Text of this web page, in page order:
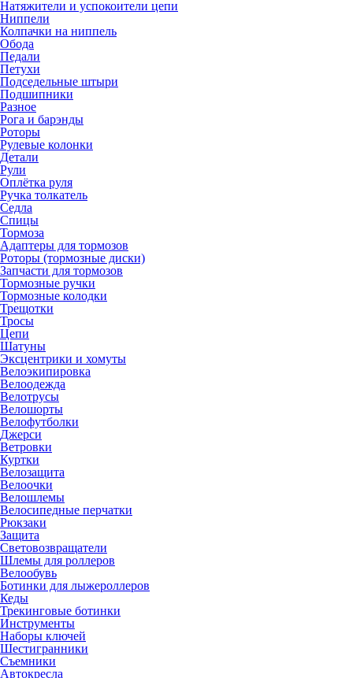
Натяжители и успокоители цепи
Ниппели
Колпачки на ниппель
Обода
Педали
Петухи
Подседельные штыри
Подшипники
Разное
Рога и барэнды
Роторы
Рулевые колонки
Детали
Рули
Оплётка руля
Ручка толкатель
Седла
Спицы
Тормоза
Адаптеры для тормозов
Роторы (тормозные диски)
Запчасти для тормозов
Тормозные ручки
Тормозные колодки
Трещотки
Тросы
Цепи
Шатуны
Эксцентрики и хомуты
Велоэкипировка
Велоодежда
Велотрусы
Велошорты
Велофутболки
Джерси
Ветровки
Куртки
Велозащита
Велоочки
Велошлемы
Велосипедные перчатки
Рюкзаки
Защита
Световозвращатели
Шлемы для роллеров
Велообувь
Ботинки для лыжероллеров
Кеды
Трекинговые ботинки
Инструменты
Наборы ключей
Шестигранники
Съемники
Автокресла